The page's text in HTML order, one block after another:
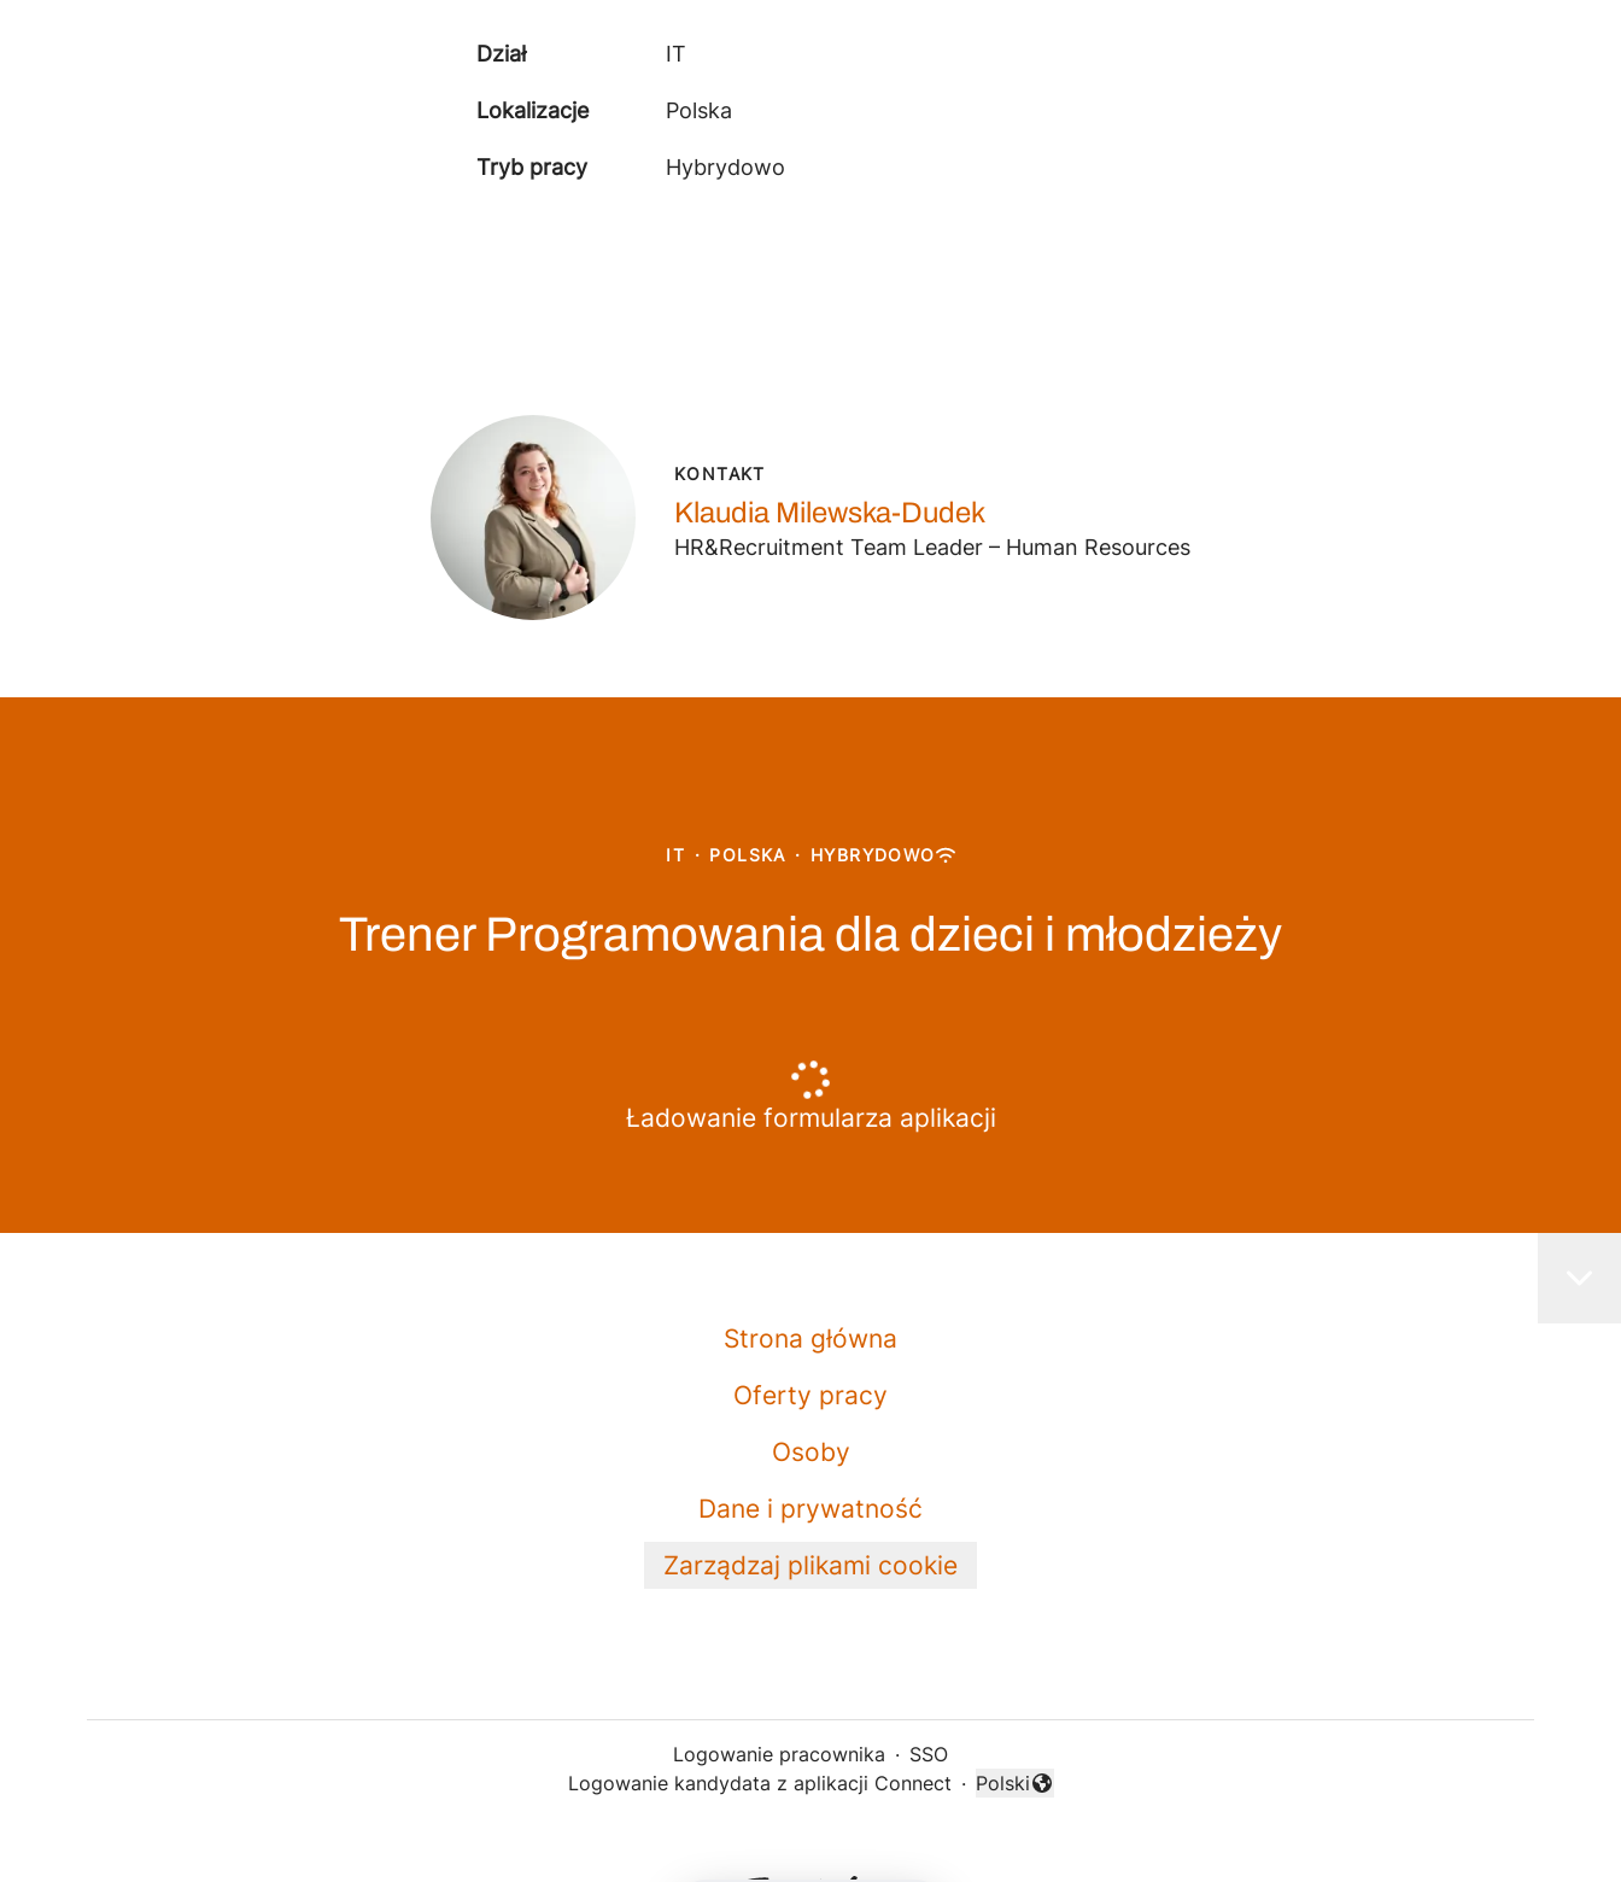
Dział IT
Lokalizacje Polska
Tryb pracy Hybrydowo
KONTAKT
Klaudia Milewska-Dudek
HR&Recruitment Team Leader – Human Resources
IT · POLSKA · HYBRYDOWO
Trener Programowania dla dzieci i młodzieży
Ładowanie formularza aplikacji
Strona główna
Oferty pracy
Osoby
Dane i prywatność
Zarządzaj plikami cookie
Logowanie pracownika · SSO
Logowanie kandydata z aplikacji Connect ·
Zmień język
Polski